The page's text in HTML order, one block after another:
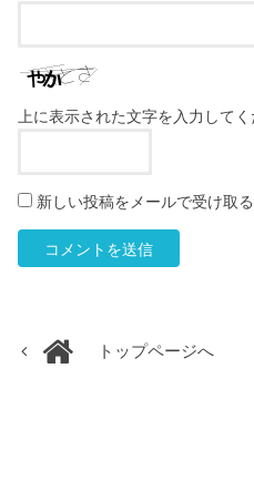
上に表示された文字を入力してく
新しい投稿をメールで受け取る
トップページへ